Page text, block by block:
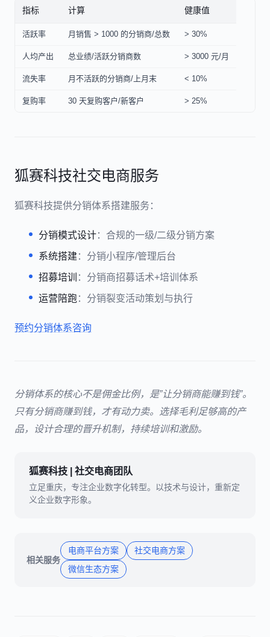
指标 计算 健康值
活跃率 月销售 > 1000 的分销商/总数 > 30%
人均产出 总业绩/活跃分销商数 > 3000 元/月
流失率 月不活跃的分销商/上月末 < 10%
复购率 30 天复购客户/新客户 > 25%
狐赛科技社交电商服务
狐赛科技提供分销体系搭建服务：
分销模式设计：合规的一级/二级分销方案
系统搭建：分销小程序/管理后台
招募培训 ：分销商招募话术+培训体系
运营陪跑 ：分销裂变活动策划与执行
预约分销体系咨询
分销体系的核心不是佣金比例，是”让分销商能赚到钱”。
只有分销商赚到钱，才有动力卖。选择毛利足够高的产
品，设计合理的晋升机制，持续培训和激励。
狐赛科技 | 社交电商团队
立足重庆，专注企业数字化转型。以技术与设计，重新定
义企业数字形象。
相关服务
电商平台方案
社交电商方案
微信生态方案